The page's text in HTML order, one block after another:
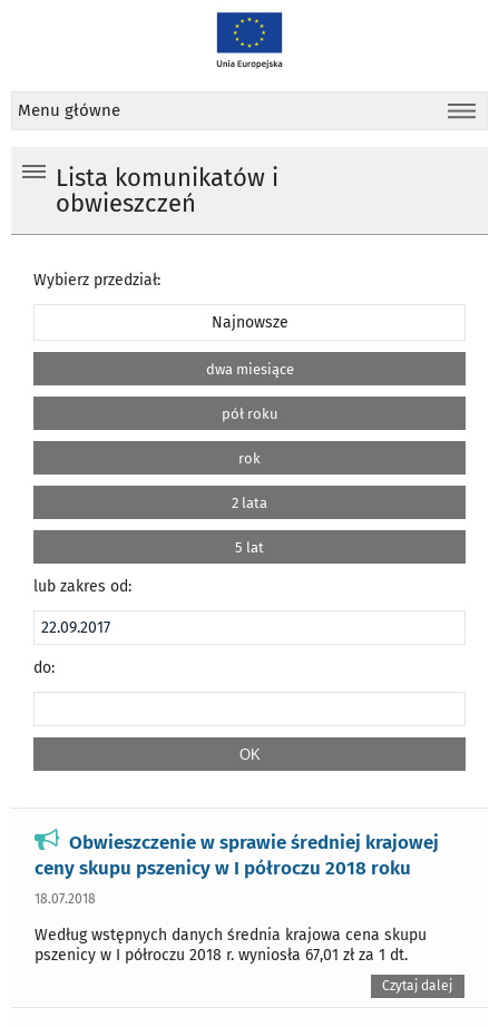
Menu główne
Lista komunikatów i
obwieszczeń
Wybierz przedział:
Najnowsze
dwa miesiące
pół roku
rok
2 lata
5 lat
lub zakres od:
do:
Obwieszczenie w sprawie średniej krajowej
ceny skupu pszenicy w I półroczu 2018 roku
18.07.2018
Według wstępnych danych średnia krajowa cena skupu
pszenicy w I półroczu 2018 r. wyniosła 67,01 zł za 1 dt.
Czytaj dalej